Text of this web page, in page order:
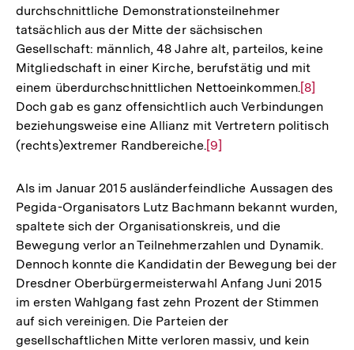
durchschnittliche Demonstrationsteilnehmer
tatsächlich aus der Mitte der sächsischen
Gesellschaft: männlich, 48 Jahre alt, parteilos, keine
Mitgliedschaft in einer Kirche, berufstätig und mit
einem überdurchschnittlichen Nettoeinkommen.Zur
der
[8]
Doch gab es ganz offensichtlich auch Verbindungen
beziehungsweise eine Allianz mit Vertretern politisch
(rechts)extremer Randbereiche.Zur
der
Fußnote
[9]
Als im Januar 2015 ausländerfeindliche Aussagen des
Pegida-Organisators Lutz Bachmann bekannt wurden,
spaltete sich der Organisationskreis, und die
Bewegung verlor an Teilnehmerzahlen und Dynamik.
Dennoch konnte die Kandidatin der Bewegung bei der
Dresdner Oberbürgermeisterwahl Anfang Juni 2015
im ersten Wahlgang fast zehn Prozent der Stimmen
auf sich vereinigen. Die Parteien der
gesellschaftlichen Mitte verloren massiv, und kein